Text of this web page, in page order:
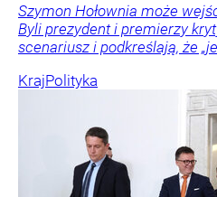
Szymon Hołownia może
Byli prezydent i premierzy
scenariusz i podkreślają, że
KrajPolityka